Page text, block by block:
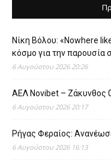
Νίκη Βόλου: «Nowhere
κόσμο για την παρουσία
6 Αυγούστου 2026 20:26
ΑΕΛ Novibet – Ζάκυνθος
6 Αυγούστου 2026 20:17
Ρήγας Φεραίος:
6 Αυγούστου 2026 16:13